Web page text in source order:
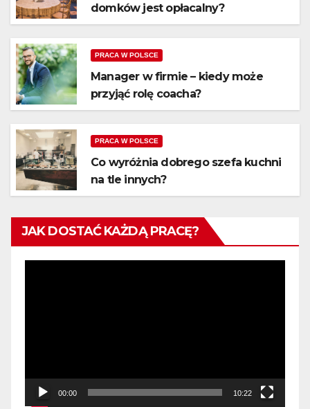
domków jest opłacalny?
PRACA W POLSCE
Manager w firmie – kiedy może
przyjąć rolę coacha?
PRACA W POLSCE
Co wyróżnia dobrego szefa kuchni
na tle innych?
JAK DOSTAĆ KAŻDĄ PRACĘ?
00:00 10:22